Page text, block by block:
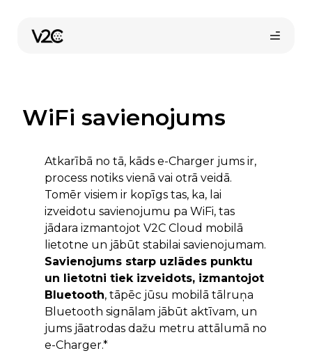
content
WiFi savienojums
Atkarībā no tā, kāds e-Charger jums ir,
process notiks vienā vai otrā veidā.
Tomēr visiem ir kopīgs tas, ka, lai
izveidotu savienojumu pa WiFi, tas
jādara izmantojot V2C Cloud mobilā
lietotne un jābūt stabilai savienojumam.
Savienojums starp uzlādes punktu
un lietotni tiek izveidots, izmantojot
Bluetooth, tāpēc jūsu mobilā tālruņa
Bluetooth signālam jābūt aktīvam, un
jums jāatrodas dažu metru attālumā no
e-Charger.*